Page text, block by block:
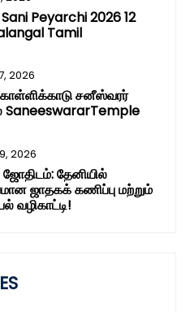
Peyarchi 2026 12
Tamil
2026
சனீஸ்வரர்
SaneeswararTemple
2026
தேனியில்
ஜாதகக் கணிப்பு மற்றும்
வழிகாட்டி!